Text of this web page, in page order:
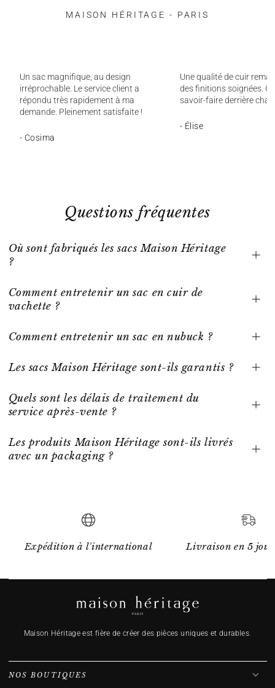
MAISON HÉRITAGE - PARIS
Un sac magnifique, au design
irréprochable. Le service client a
répondu très rapidement à ma
demande. Pleinement satisfaite !
- Cosima
Une qualité de cuir
des finitions soignées.
savoir-faire derrière
- Élise
Questions fréquentes
Où sont fabriqués les sacs Maison Héritage
?
Comment entretenir un sac en cuir de
vachette ?
Comment entretenir un sac en nubuck ?
Les sacs Maison Héritage sont-ils garantis ?
Quels sont les délais de traitement du
service après-vente ?
Les produits Maison Héritage sont-ils livrés
avec un packaging ?
Expédition à l'international Livraison en 5
Maison Héritage est fière de créer des pièces uniques et durables.
NOS BOUTIQUES